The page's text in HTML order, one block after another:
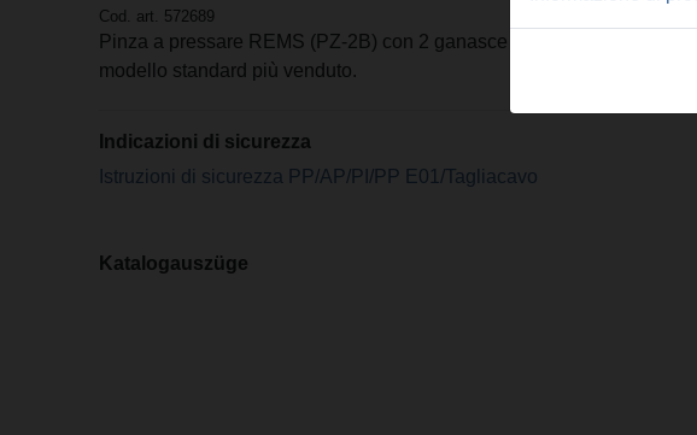
Cod. art. 572689
Pinza a pressare REMS (PZ-2B) con 2 ganasce monoblocco
modello standard più venduto.
Indicazioni di sicurezza
Istruzioni di sicurezza PP/AP/PI/PP E01/Tagliacavo
Katalogauszüge